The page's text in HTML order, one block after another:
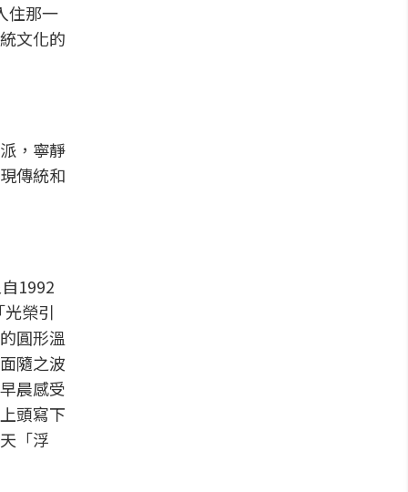
住那一
文化的
，寧靜
傳統和
1992
榮引
圓形溫
隨之波
晨感受
頭寫下
「浮